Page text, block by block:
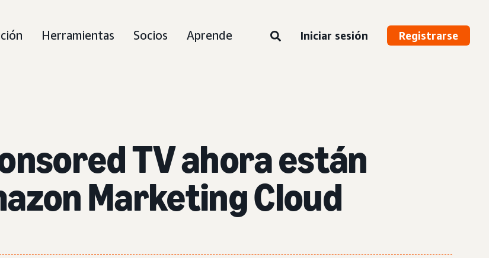
Herramientas Socios Aprende Iniciar sesión Registrarse
TV ahora están
Marketing Cloud